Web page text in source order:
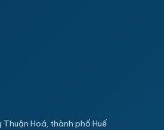
Hoá, thành phố Huế